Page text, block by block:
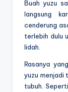
Buah yuzu
langsung
cenderung
terlebih dulu
lidah.
Rasanya
yuzu menjadi
tubuh.